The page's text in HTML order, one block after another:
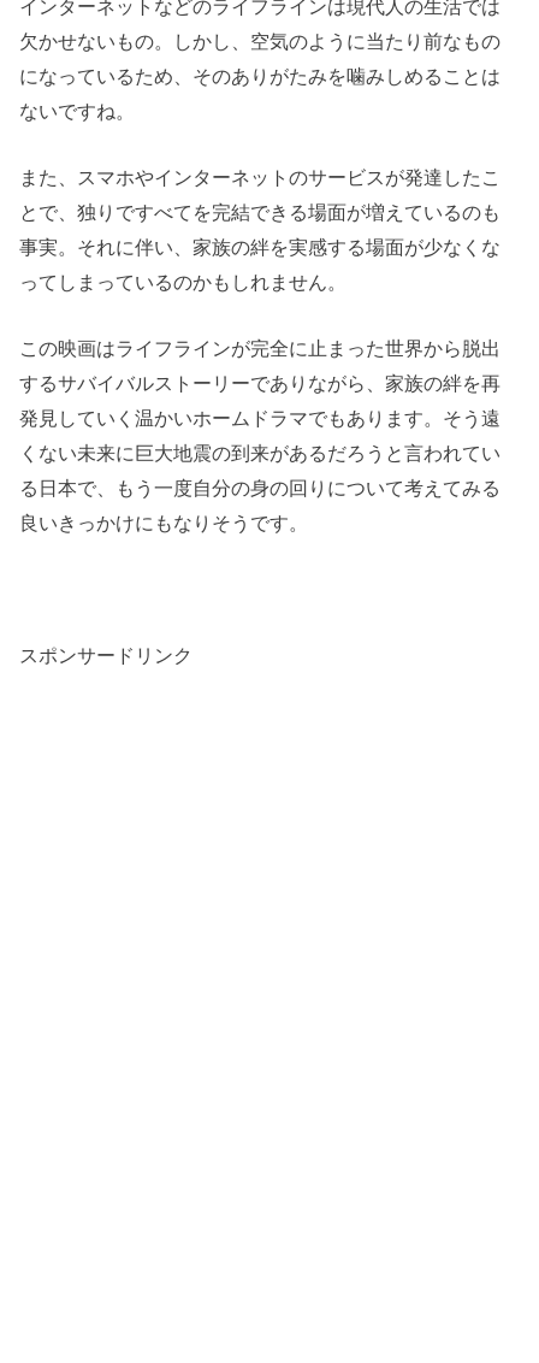
インターネットなどのライフラインは現代人の生活では
欠かせないもの。しかし、空気のように当たり前なもの
になっているため、そのありがたみを噛みしめることは
ないですね。
また、スマホやインターネットのサービスが発達したこ
とで、独りですべてを完結できる場面が増えているのも
事実。それに伴い、家族の絆を実感する場面が少なくな
ってしまっているのかもしれません。
この映画はライフラインが完全に止まった世界から脱出
するサバイバルストーリーでありながら、家族の絆を再
発見していく温かいホームドラマでもあります。そう遠
くない未来に巨大地震の到来があるだろうと言われてい
る日本で、もう一度自分の身の回りについて考えてみる
良いきっかけにもなりそうです。
スポンサードリンク